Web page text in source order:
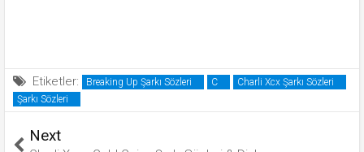
Etiketler: Breaking Up Şarkı Sözleri C
Charli Xcx Şarkı Sözleri
Şarkı Sözleri
Next